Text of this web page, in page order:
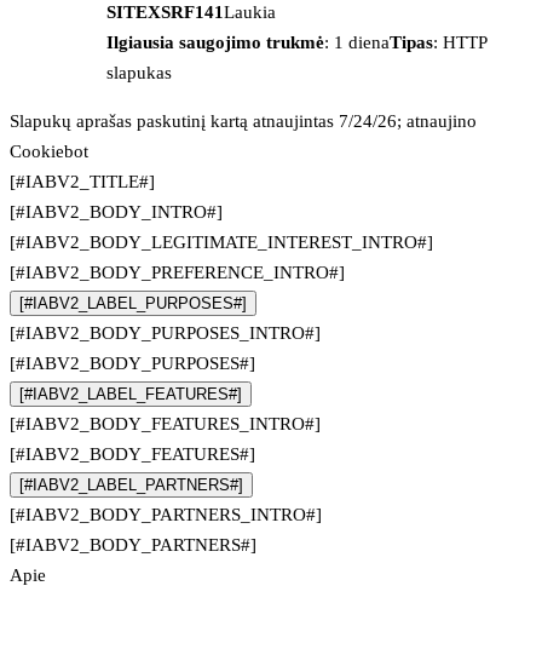
SITEXSRF141Laukia
Ilgiausia saugojimo trukmė: 1 dienaTipas: HTTP
slapukas
Slapukų aprašas paskutinį kartą atnaujintas 7/24/26; atnaujino
Cookiebot
[#IABV2_TITLE#]
[#IABV2_BODY_INTRO#]
[#IABV2_BODY_LEGITIMATE_INTEREST_INTRO#]
[#IABV2_BODY_PREFERENCE_INTRO#]
[#IABV2_LABEL_PURPOSES#]
[#IABV2_BODY_PURPOSES_INTRO#]
[#IABV2_BODY_PURPOSES#]
[#IABV2_LABEL_FEATURES#]
[#IABV2_BODY_FEATURES_INTRO#]
[#IABV2_BODY_FEATURES#]
[#IABV2_LABEL_PARTNERS#]
[#IABV2_BODY_PARTNERS_INTRO#]
[#IABV2_BODY_PARTNERS#]
Apie